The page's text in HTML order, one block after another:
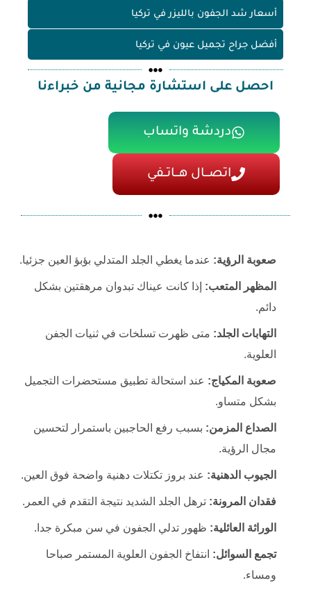
أسعار شد الجفون بالليزر في تركيا
أفضل جراح تجميل عيون في تركيا
احصل على استشارة مجانية من خبراءنا
دردشة واتساب
اتصـــال هـــاتــفي
صعوبة الرؤية: عندما يغطي الجلد المتدلي بؤبؤ العين جزئيا.
المظهر المتعب: إذا كانت عيناك تبدوان مرهقتين بشكل
دائم.
التهابات الجلد: متى ظهرت تسلخات في ثنيات الجفن
العلوية.
صعوبة المكياج: عند استحالة تطبيق مستحضرات التجميل
بشكل متساو.
الصداع المزمن: بسبب رفع الحاجبين باستمرار لتحسين
مجال الرؤية.
الجيوب الدهنية: عند بروز تكتلات دهنية واضحة فوق العين.
فقدان المرونة: ترهل الجلد الشديد نتيجة التقدم في العمر.
الوراثة العائلية: ظهور تدلي الجفون في سن مبكرة جدا.
تجمع السوائل: انتفاخ الجفون العلوية المستمر صباحا
ومساء.